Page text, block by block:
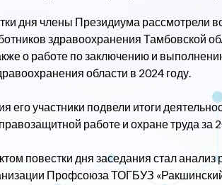
дня члены Президиума рассмотрели
здравоохранения Тамбовской
о работе по заключению и
области в 2024 году.
его участники подвели итоги
работе и охране труда за
повестки дня заседания стал
Профсоюза ТОГБУЗ